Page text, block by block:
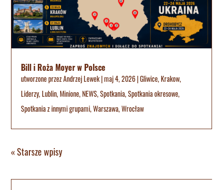
Bill i Roża Moyer w Polsce
utworzone przezAndrzej Lewek|maj 4, 2026|Gliwice,Krakow,
Liderzy,Lublin,Minione,NEWS,Spotkania,Spotkania okresowe,
Spotkania z innymi grupami,Warszawa,Wrocław
« Starsze wpisy